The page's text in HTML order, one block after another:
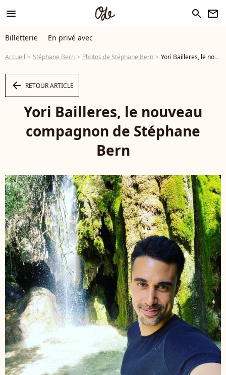
menu search newsletter
Billetterie En privé avec
Accueil Stéphane Bern Photos de Stéphane Bern Yori Bailleres, le nouveau compagnon de Stéphane Bern - Photo
arrow_left RETOUR ARTICLE
Yori Bailleres, le nouveau
compagnon de Stéphane
Bern